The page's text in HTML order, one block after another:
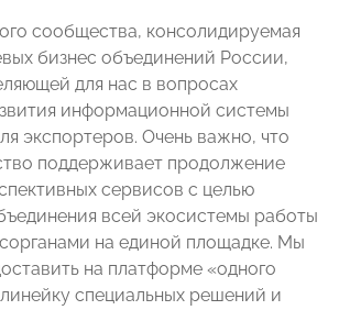
сообщества, консолидируемая
бизнес объединений России,
для нас в вопросах
информационной системы
экспортеров. Очень важно, что
поддерживает продолжение
сервисов с целью
всей экосистемы работы
на единой площадке. Мы
на платформе «одного
специальных решений и